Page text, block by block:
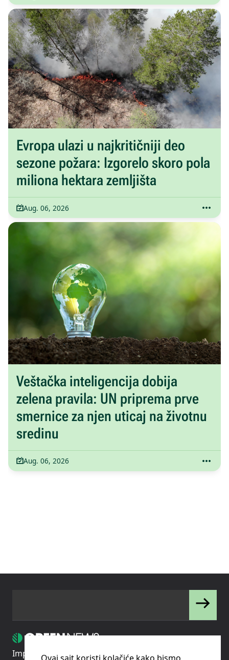
Evropa ulazi u najkritičniji deo
sezone požara: Izgorelo skoro pola
miliona hektara zemljišta
Aug. 06, 2026
Veštačka inteligencija dobija
zelena pravila: UN priprema prve
smernice za njen uticaj na životnu
sredinu
Aug. 06, 2026
Impressum Uslovi korišćenjaPolitika privatnosti